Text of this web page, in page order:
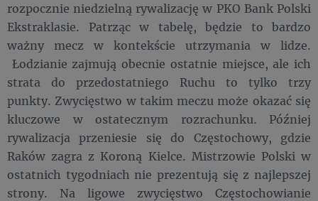
rozpocznie niedzielną rywalizację w PKO Bank Polski
Ekstraklasie. Patrząc w tabelę, będzie to bardzo
ważny mecz w kontekście utrzymania w lidze.
Łodzianie zajmują obecnie ostatnie miejsce, ale ich
strata do przedostatniego Ruchu to tylko trzy
punkty. Zwycięstwo w takim meczu może okazać się
kluczowe w ostatecznym rozrachunku. Później
rywalizacja przeniesie się do Częstochowy, gdzie
Raków zagra z Koroną Kielce. Mistrzowie Polski w
ostatnich tygodniach nie prezentują się z najlepszej
strony. Na ligowe zwycięstwo Częstochowianie